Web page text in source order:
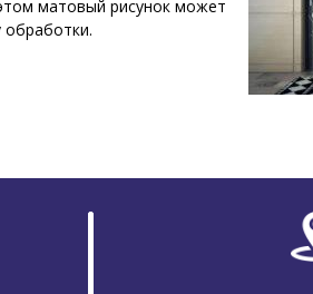
матовый рисунок может
обработки.